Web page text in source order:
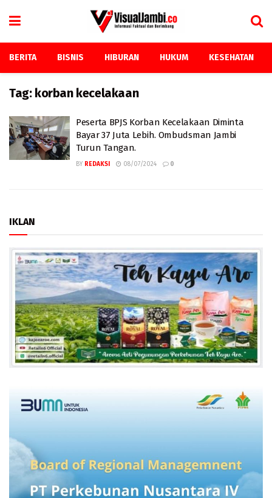
BERITA BISNIS HIBURAN HUKUM KESEHATAN
Tag: korban kecelakaan
Peserta BPJS Korban Kecelakaan Diminta
Bayar 37 Juta Lebih. Ombudsman Jambi
Turun Tangan.
BY REDAKSI 08/07/2024 0
IKLAN